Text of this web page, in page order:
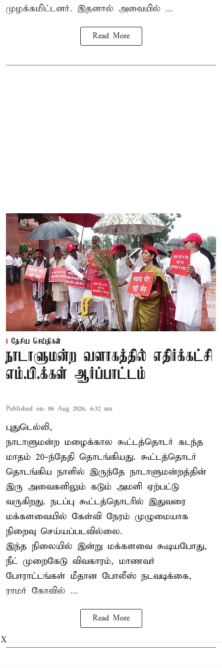
முழக்கமிட்டனர். இதனால் அவையில் ...
Read More
தேசிய செய்திகள்
நாடாளுமன்ற வளாகத்தில் எதிர்க்கட்சி
எம்.பி.க்கள் ஆர்ப்பாட்டம்
Published on: 06 Aug 2026, 6:32 am
புதுடெல்லி,
நாடாளுமன்ற மழைக்கால கூட்டத்தொடர் கடந்த
மாதம் 20-ந்தேதி தொடங்கியது. கூட்டத்தொடர்
தொடங்கிய நாளில் இருந்தே நாடாளுமன்றத்தின்
இரு அவைகளிலும் கடும் அமளி ஏற்பட்டு
வருகிறது. நடப்பு கூட்டத்தொடரில் இதுவரை
மக்களவையில் கேள்வி நேரம் முழுமையாக
நிறைவு செய்யப்படவில்லை.
இந்த நிலையில் இன்று மக்களவை கூடியபோது,
நீட் முறைகேடு விவகாரம், மாணவர்
போராட்டங்கள் மீதான போலீஸ் நடவடிக்கை,
ராமர் கோவில் ...
Read More
X